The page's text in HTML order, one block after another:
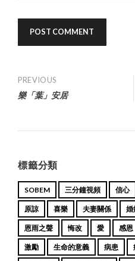
Post
PREVIOUS
樂「葉」安居
標籤分類
SOBEM 三分鐘視頻 信心
原諒 喜樂 夫妻關係 婚
恩雨之聲 悔改 愛 感恩
激勵 生命的意義 病患